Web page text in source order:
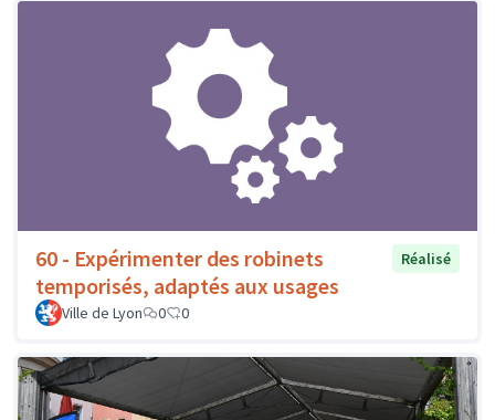
60 - Expérimenter des robinets
temporisés, adaptés aux usages
Réalisé
Ville de Lyon 0 0